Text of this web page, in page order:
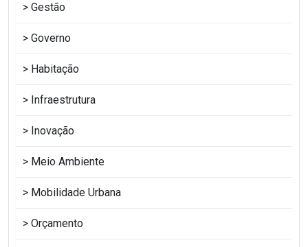
Gestão
Governo
Habitação
Infraestrutura
Inovação
Meio Ambiente
Mobilidade Urbana
Orçamento